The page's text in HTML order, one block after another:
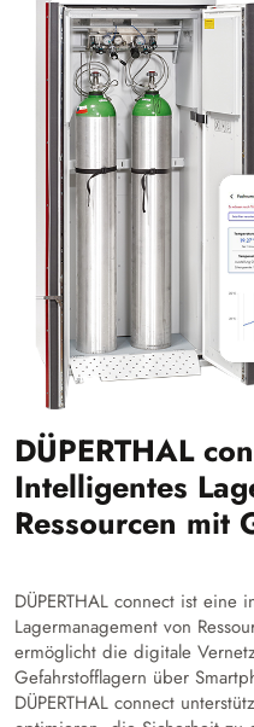
DÜPERTHAL
Intelligentes
Ressourcen mit
DÜPERTHAL connect ist eine
Lagermanagement von
ermöglicht die digitale
Gefahrstofflagern über
DÜPERTHAL connect